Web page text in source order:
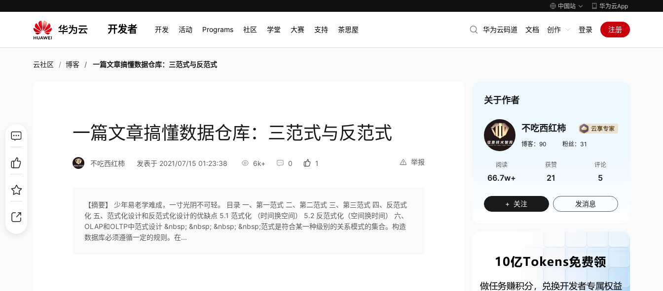
中国站 华为云App
开发者 开发 活动 Programs 社区 学堂 大赛 支持 茶思屋 华为云码道 文档 创作 登录 注册
云社区 博客 一篇文章搞懂数据仓库：三范式与反范式
一篇文章搞懂数据仓库：三范式与反范式
举报
不吃西红柿 发表于 2021/07/15 01:23:38 6k+ 0 1
【摘要】 少年易老学难成，一寸光阴不可轻。 目录 一、第一范式 二、第二范式 三、第三范式 四、反范式
化 五、范式化设计和反范式化设计的优缺点 5.1 范式化 （时间换空间） 5.2 反范式化（空间换时间） 六、
OLAP和OLTP中范式设计 &nbsp; &nbsp; &nbsp; &nbsp;范式是符合某一种级别的关系模式的集合。构造
数据库必须遵循一定的规则。在...
关于作者
不吃西红柿
博客： 90 粉丝： 31
阅读
66.7w+
获赞
21
评论
5
+ 关注 发消息